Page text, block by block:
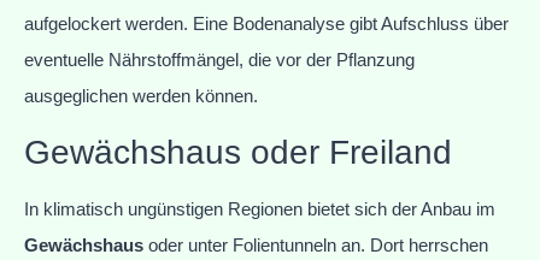
aufgelockert werden. Eine Bodenanalyse gibt Aufschluss über
eventuelle Nährstoffmängel, die vor der Pflanzung
ausgeglichen werden können.
Gewächshaus oder Freiland
In klimatisch ungünstigen Regionen bietet sich der Anbau im
Gewächshaus oder unter Folientunneln an. Dort herrschen